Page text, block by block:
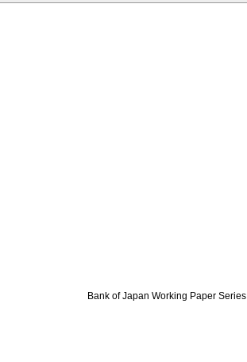
Bank of Japan Working Paper Series